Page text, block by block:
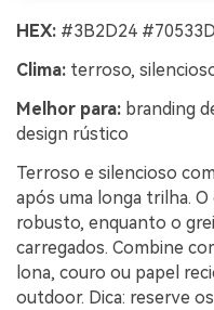
HEX: #3B2D24
Clima: terroso,
Melhor para: branding
design rústico
Terroso e silencioso
após uma longa trilha. O
robusto, enquanto o
carregados. Combine
lona, couro ou papel
outdoor. Dica: reserve